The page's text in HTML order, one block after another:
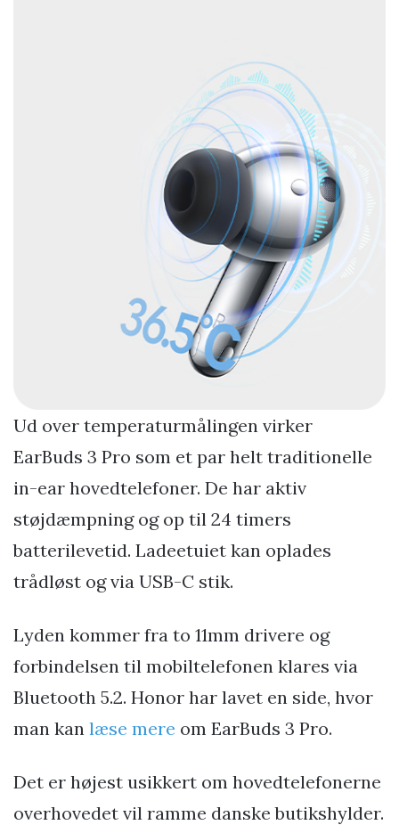
Ud over temperaturmålingen virker
EarBuds 3 Pro som et par helt traditionelle
in-ear hovedtelefoner. De har aktiv
støjdæmpning og op til 24 timers
batterilevetid. Ladeetuiet kan oplades
trådløst og via USB-C stik.
Lyden kommer fra to 11mm drivere og
forbindelsen til mobiltelefonen klares via
Bluetooth 5.2. Honor har lavet en side, hvor
man kan læse mere om EarBuds 3 Pro.
Det er højest usikkert om hovedtelefonerne
overhovedet vil ramme danske butikshylder.